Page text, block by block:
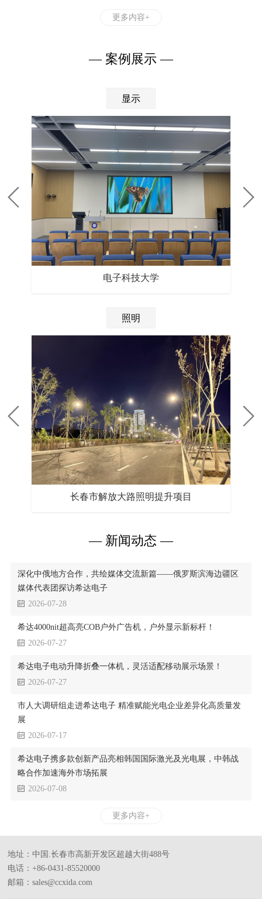
更多内容+
— 案例展示 —
显示
电子科技大学
照明
— 新闻动态 —
深化中俄地方合作，共绘媒体交流新篇——俄罗斯滨海边疆区
媒体代表团探访希达电子
2026-07-28
希达4000nit超高亮COB户外广告机，户外显示新标杆！
2026-07-27
希达电子电动升降折叠一体机，灵活适配移动展示场景！
2026-07-27
市人大调研组走进希达电子 精准赋能光电企业差异化高质量发
展
2026-07-17
希达电子携多款创新产品亮相韩国国际激光及光电展，中韩战
略合作加速海外市场拓展
2026-07-08
更多内容+
地址：中国.长春市高新开发区超越大街488号
电话：+86-0431-85520000
邮箱：sales@ccxida.com